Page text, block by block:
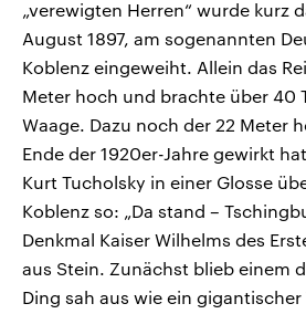
„verewigten Herren“ wurde kurz
August 1897, am sogenannten
Koblenz eingeweiht. Allein das
Meter hoch und brachte über 40
Waage. Dazu noch der 22 Meter
Ende der 1920er-Jahre gewirkt
Kurt Tucholsky in einer Glosse
Koblenz so: „Da stand –
Denkmal Kaiser Wilhelms des
aus Stein. Zunächst blieb einem
Ding sah aus wie ein